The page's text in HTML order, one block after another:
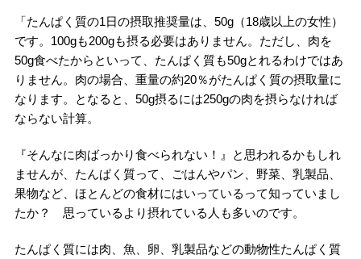
「たんぱく質の1日の摂取推奨量は、50g（18歳以上の女性）
です。100gも200gも摂る必要はありません。ただし、肉を
50g食べたからといって、たんぱく質も50gとれるわけではあ
りません。肉の場合、重量の約20％がたんぱく質の摂取量に
なります。となると、50g摂るには250gの肉を摂らなければ
ならない計算。
『そんなに肉ばっかり食べられない！』と思われるかもしれ
ませんが、たんぱく質って、ごはんやパン、野菜、乳製品、
果物など、ほとんどの食材にはいっているって知っていまし
たか？ 思っているより摂れている人も多いのです。
たんぱく質には肉、魚、卵、乳製品などの動物性たんぱく質